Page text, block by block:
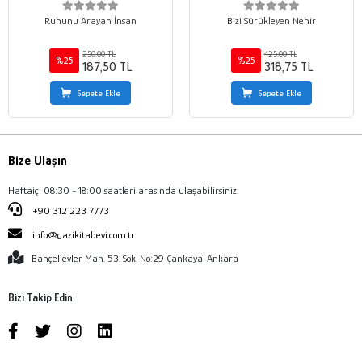
Ruhunu Arayan İnsan
%25
250,00 TL
187,50 TL
Sepete Ekle
Bizi Sürükleyen Nehir
%25
425,00 TL
318,75 TL
Sepete Ekle
Bize Ulaşın
Haftaiçi 08:30 - 18:00 saatleri arasında ulaşabilirsiniz.
+90 312 223 7773
info@gazikitabevi.com.tr
Bahçelievler Mah. 53. Sok. No:29 Çankaya-Ankara
Bizi Takip Edin